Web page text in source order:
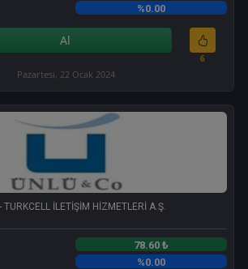
%0.00
Al
6
Pazartesi, 22 Ocak 2024
TURKCELL İLETİŞİM HİZMETLERİ A.Ş.
78.60 ₺
%0.00